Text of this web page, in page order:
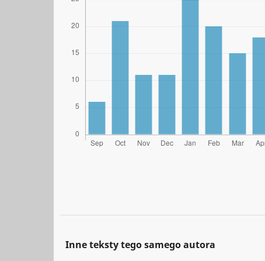
Inne teksty tego samego autora